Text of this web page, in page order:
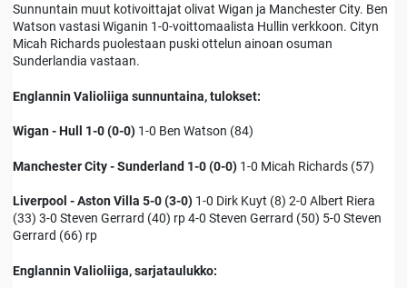
Sunnuntain muut kotivoittajat olivat Wigan ja Manchester City. Ben
Watson vastasi Wiganin 1-0-voittomaalista Hullin verkkoon. Cityn
Micah Richards puolestaan puski ottelun ainoan osuman
Sunderlandia vastaan.
Englannin Valioliiga sunnuntaina, tulokset:
Wigan - Hull 1-0 (0-0) 1-0 Ben Watson (84)
Manchester City - Sunderland 1-0 (0-0) 1-0 Micah Richards (57)
Liverpool - Aston Villa 5-0 (3-0) 1-0 Dirk Kuyt (8) 2-0 Albert Riera
(33) 3-0 Steven Gerrard (40) rp 4-0 Steven Gerrard (50) 5-0 Steven
Gerrard (66) rp
Englannin Valioliiga, sarjataulukko: